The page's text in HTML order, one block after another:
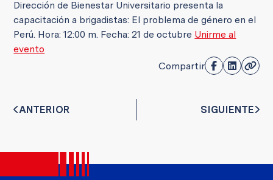
Dirección de Bienestar Universitario presenta la
capacitación a brigadistas: El problema de género en el
Perú. Hora: 12:00 m. Fecha: 21 de octubre Unirme al
evento
Compartir
ANTERIOR SIGUIENTE